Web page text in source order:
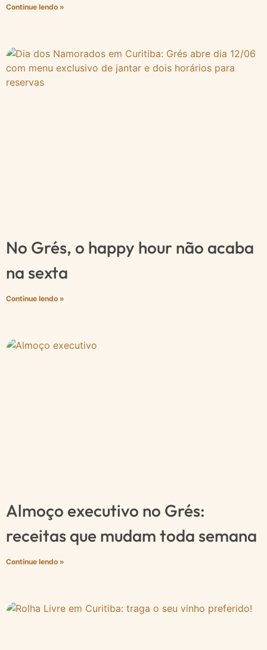
Continue lendo »
No Grés, o happy hour não acaba
na sexta
Continue lendo »
Almoço executivo no Grés:
receitas que mudam toda semana
Continue lendo »